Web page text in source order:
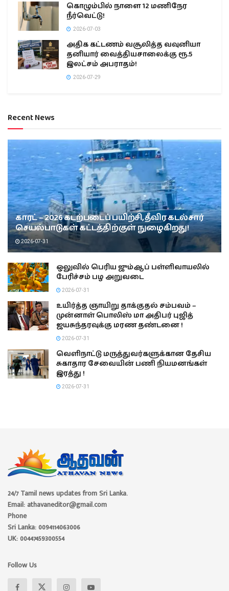
கொழும்பில் நாளை 12 மணிநேர
நீர்வெட்டு!
2026-07-03
அதிக கட்டணம் வசூலித்த வவுனியா
தனியார் வைத்தியசாலைக்கு ரூ.5
இலட்சம் அபராதம்!
2026-07-29
Recent News
காரட் – 2026 கடற்படைப் பயிற்சி, தீவிர கடல்சார்
செயல்பாடுகள் கட்டத்திற்குள் நுழைகிறது!
2026-07-31
ஒலுவில் பெரிய ஜும்ஆப் பள்ளிவாயலில்
பேரிச்சம் பழ அறுவடை
2026-07-31
உயிர்த்த ஞாயிறு தாக்குதல் சம்பவம் –
முன்னாள் பொலிஸ் மா அதிபர் புஜித்
ஜயசுந்தரவுக்கு மரண தண்டனை !
2026-07-31
வெளிநாட்டு மருத்துவர்களுக்கான தேசிய
சுகாதார சேவையின் பணி நியமனங்கள்
இரத்து !
2026-07-31
24/7 Tamil news updates from Sri Lanka.
Email: athavaneditor@gmail.com
Phone
Sri Lanka: 0094114063006
UK: 00447459300554
Follow Us